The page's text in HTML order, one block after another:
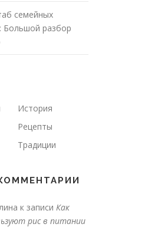
семейных
Большой разбор
История
Рецепты
Традиции
к записи Как
рис в питании